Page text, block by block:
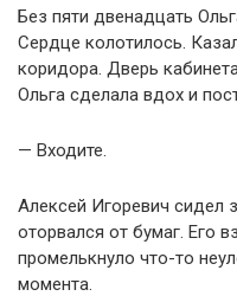
Без пяти двенадцать
Сердце колотилось.
коридора. Дверь
Ольга сделала вдох и
— Входите.
Алексей Игоревич сидел
оторвался от бумаг. Его
промелькнуло что-то
момента.